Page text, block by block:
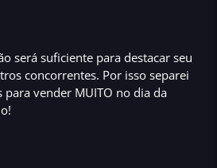
será suficiente para destacar seu
concorrentes. Por isso separei
para vender MUITO no dia da